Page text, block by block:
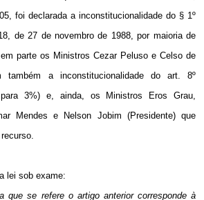
foi declarada a inconstitucionalidade do § 1º
de 27 de novembro de 1988, por maioria de
parte os Ministros Cezar Peluso e Celso de
também a inconstitucionalidade do art. 8º
3%) e, ainda, os Ministros Eros Grau,
Mendes e Nelson Jobim (Presidente) que
lei sob exame:
que se refere o artigo anterior corresponde à